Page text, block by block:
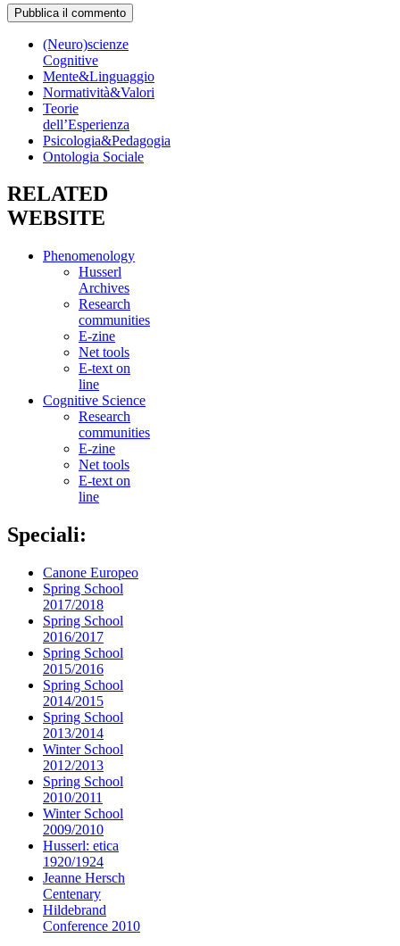
(Neuro)scienze
Cognitive
Mente&Linguaggio
Normatività&Valori
Teorie
dell’Esperienza
Psicologia&Pedagogia
Ontologia Sociale
RELATED
WEBSITE
Phenomenology
Husserl
Archives
Research
communities
E-zine
Net tools
E-text on
line
Cognitive Science
Research
communities
E-zine
Net tools
E-text on
line
Speciali:
Canone Europeo
Spring School
2017/2018
Spring School
2016/2017
Spring School
2015/2016
Spring School
2014/2015
Spring School
2013/2014
Winter School
2012/2013
Spring School
2010/2011
Winter School
2009/2010
Husserl: etica
1920/1924
Jeanne Hersch
Centenary
Hildebrand
Conference 2010